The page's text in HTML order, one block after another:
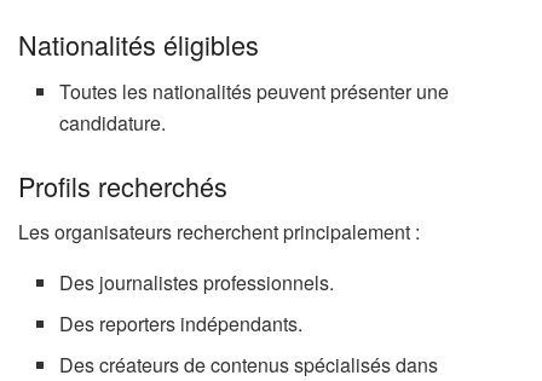
Nationalités éligibles
Toutes les nationalités peuvent présenter une
candidature.
Profils recherchés
Les organisateurs recherchent principalement :
Des journalistes professionnels.
Des reporters indépendants.
Des créateurs de contenus spécialisés dans